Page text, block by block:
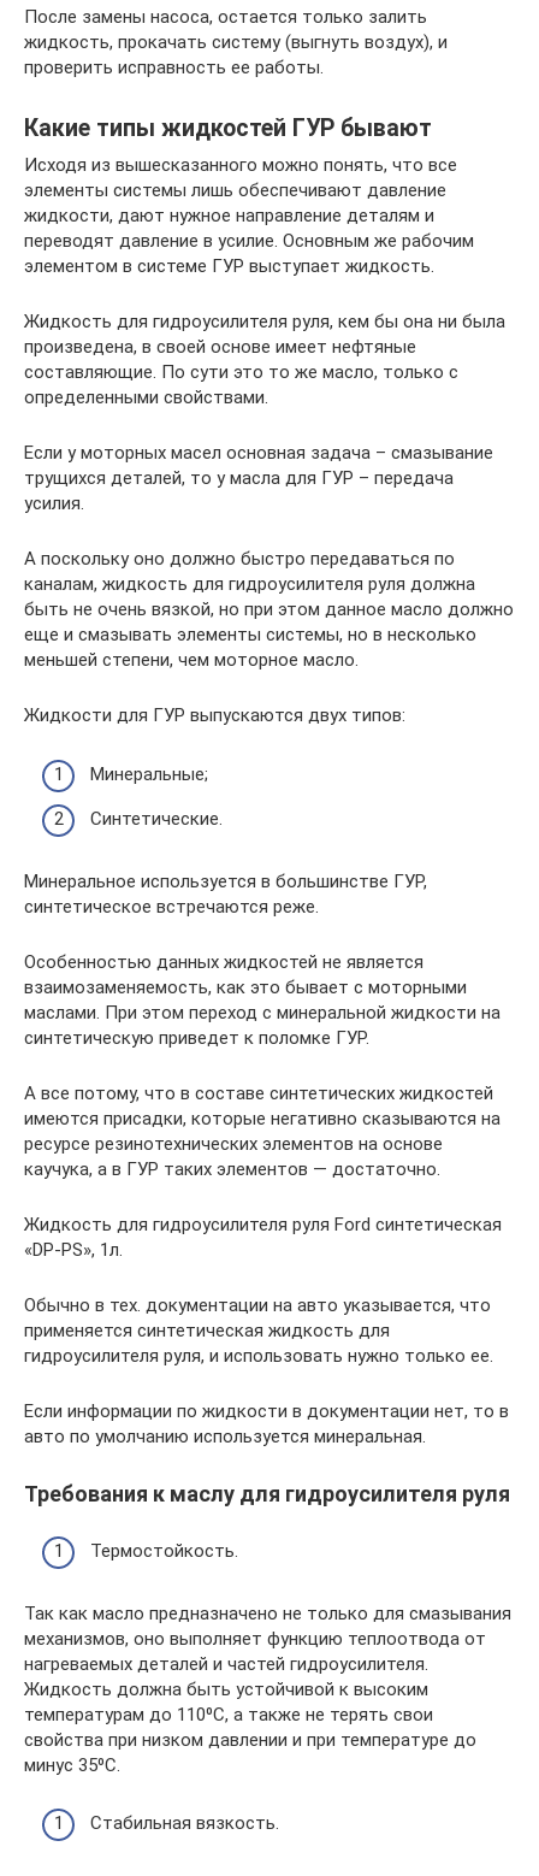
После замены насоса, остается только залить
жидкость, прокачать систему (выгнуть воздух), и
проверить исправность ее работы.
Какие типы жидкостей ГУР бывают
Исходя из вышесказанного можно понять, что все
элементы системы лишь обеспечивают давление
жидкости, дают нужное направление деталям и
переводят давление в усилие. Основным же рабочим
элементом в системе ГУР выступает жидкость.
Жидкость для гидроусилителя руля, кем бы она ни была
произведена, в своей основе имеет нефтяные
составляющие. По сути это то же масло, только с
определенными свойствами.
Если у моторных масел основная задача – смазывание
трущихся деталей, то у масла для ГУР – передача
усилия.
А поскольку оно должно быстро передаваться по
каналам, жидкость для гидроусилителя руля должна
быть не очень вязкой, но при этом данное масло должно
еще и смазывать элементы системы, но в несколько
меньшей степени, чем моторное масло.
Жидкости для ГУР выпускаются двух типов:
Минеральные;
Синтетические.
Минеральное используется в большинстве ГУР,
синтетическое встречаются реже.
Особенностью данных жидкостей не является
взаимозаменяемость, как это бывает с моторными
маслами. При этом переход с минеральной жидкости на
синтетическую приведет к поломке ГУР.
А все потому, что в составе синтетических жидкостей
имеются присадки, которые негативно сказываются на
ресурсе резинотехнических элементов на основе
каучука, а в ГУР таких элементов — достаточно.
Жидкость для гидроусилителя руля Ford синтетическая
«DP-PS», 1л.
Обычно в тех. документации на авто указывается, что
применяется синтетическая жидкость для
гидроусилителя руля, и использовать нужно только ее.
Если информации по жидкости в документации нет, то в
авто по умолчанию используется минеральная.
Требования к маслу для гидроусилителя руля
Термостойкость.
Так как масло предназначено не только для смазывания
механизмов, оно выполняет функцию теплоотвода от
нагреваемых деталей и частей гидроусилителя.
Жидкость должна быть устойчивой к высоким
температурам до 110⁰С, а также не терять свои
свойства при низком давлении и при температуре до
минус 35⁰С.
Стабильная вязкость.